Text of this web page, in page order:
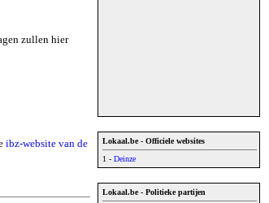
zullen hier
ibz-website van de
Lokaal.be - Officiele websites
1 - Deinze
Lokaal.be - Politieke partijen